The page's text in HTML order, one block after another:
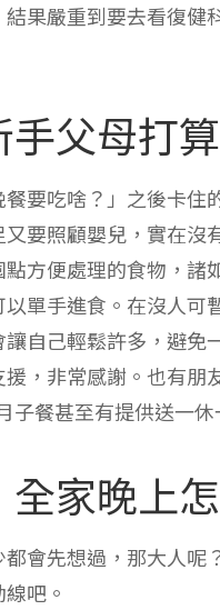
果嚴重到要去看復
父母打
要吃啥？」之後卡
要照顧嬰兒，實在沒
方便處理的食物，
單手進食。在沒人
自己輕鬆許多，避免
，非常感謝。也有
子餐甚至有提供送一
家晚上
會先想過，那大人
吧。